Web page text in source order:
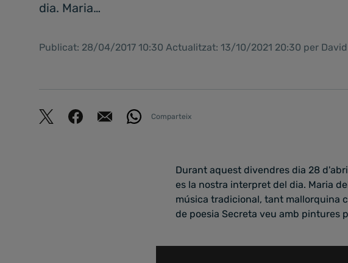
dia. Maria…
Publicat: 28/04/2017 10:30 Actualitzat: 13/10/2021 20:30 per David
Comparteix
Durant aquest divendres dia 28
es la nostra interpret del dia. Maria
música tradicional, tant mallorquina
de poesia Secreta veu amb pintures